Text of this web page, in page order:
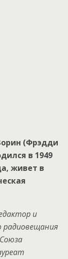
(Фрэдди
в 1949
живет в
и
радиовещания